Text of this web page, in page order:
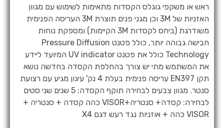
ראש או משקפי גוגלס הקסדות מתאימות לשימוש עם מגוון
האזניות של 3M וכן מגני פנים תוצרת 3M העריסה הפנימית
משודרגת (ביחס לקסדות 3M הקיימות) ומספקת נוחות
חבישה גבוהה יותר, כולל פטנט Pressure Diffusion
Technology כולל את פטנט UV indicator המיועד ליידע
את המשתמש מתי יש צורך בהחלפת הקסדה בחדשה נושא
תקן EN397 עריסה פנימית בעלת 4 נק' עיגון מגיע עם רצועת
סנטר. מגוון צבעים לבחירה תוקף הקסדה: 5 שנים שני סטים
לבחירה: קסדה+ סנטריה+VISOR כהה קסדה + סנטריה +
VISOR כהה + אוזניות נגד רעש דגם X4